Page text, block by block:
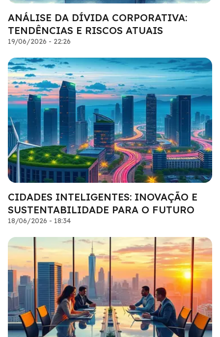
ANÁLISE DA DÍVIDA CORPORATIVA:
TENDÊNCIAS E RISCOS ATUAIS
19/06/2026 - 22:26
CIDADES INTELIGENTES: INOVAÇÃO E
SUSTENTABILIDADE PARA O FUTURO
18/06/2026 - 18:34